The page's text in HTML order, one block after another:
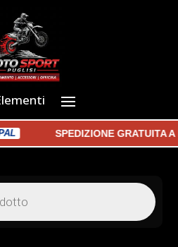
SPEDIZIONE GRATUITA A